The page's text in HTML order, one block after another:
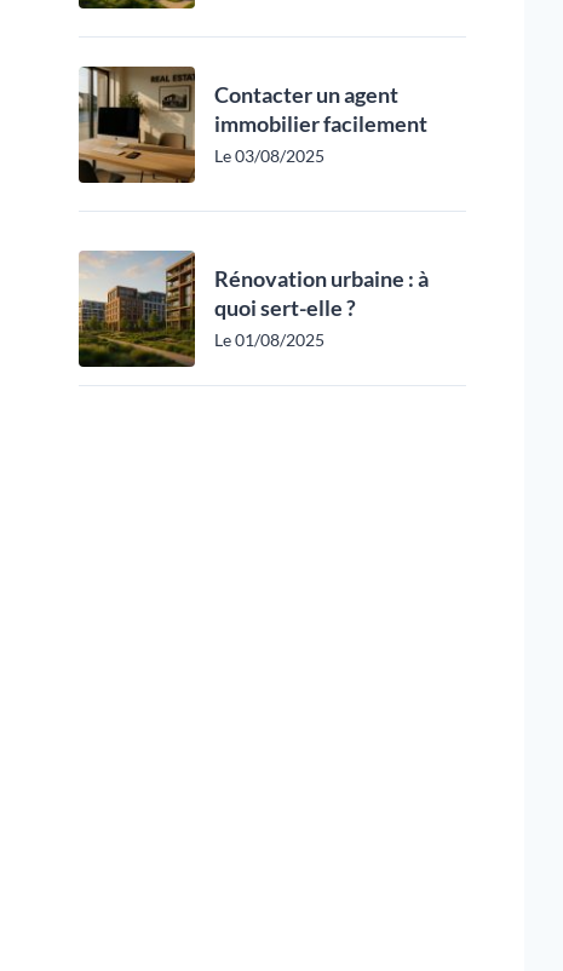
Contacter un agent
immobilier facilement
Le 03/08/2025
Rénovation urbaine : à
quoi sert-elle ?
Le 01/08/2025